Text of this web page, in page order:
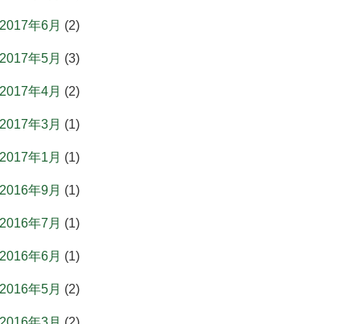
2017年6月 (2)
2017年5月 (3)
2017年4月 (2)
2017年3月 (1)
2017年1月 (1)
2016年9月 (1)
2016年7月 (1)
2016年6月 (1)
2016年5月 (2)